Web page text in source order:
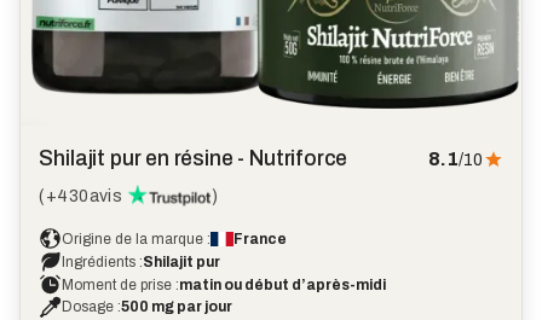
Shilajit pur en résine - Nutriforce 8.1/10
( +430avis )
Origine de la marque :
France
Ingrédients :Shilajit pur
Moment de prise :matin ou début d’après-midi
Dosage :500 mg par jour